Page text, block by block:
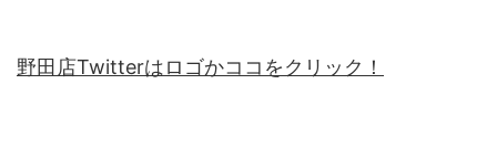
野田店Twitterはロゴかココをクリック！